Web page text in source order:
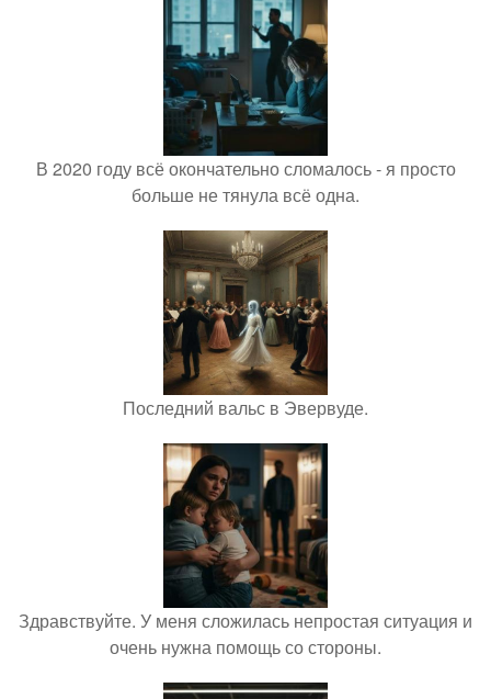
В 2020 году всё окончательно сломалось - я просто
больше не тянула всё одна.
Последний вальс в Эвервуде.
Здравствуйте. У меня сложилась непростая ситуация и
очень нужна помощь со стороны.